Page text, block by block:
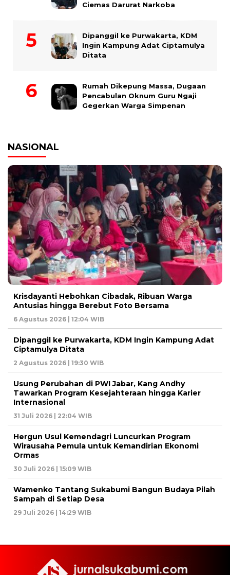
Ciemas Darurat Narkoba
Dipanggil ke Purwakarta, KDM
Ingin Kampung Adat Ciptamulya
Ditata
Rumah Dikepung Massa, Dugaan
Pencabulan Oknum Guru Ngaji
Gegerkan Warga Simpenan
NASIONAL
Krisdayanti Hebohkan Cibadak, Ribuan Warga
Antusias hingga Berebut Foto Bersama
6 Agustus 2026 | 12:04 WIB
Dipanggil ke Purwakarta, KDM Ingin Kampung Adat
Ciptamulya Ditata
2 Agustus 2026 | 19:30 WIB
Usung Perubahan di PWI Jabar, Kang Andhy
Tawarkan Program Kesejahteraan hingga Karier
Internasional
31 Juli 2026 | 22:04 WIB
Hergun Usul Kemendagri Luncurkan Program
Wirausaha Pemula untuk Kemandirian Ekonomi
Ormas
30 Juli 2026 | 15:09 WIB
Wamenko Tantang Sukabumi Bangun Budaya Pilah
Sampah di Setiap Desa
29 Juli 2026 | 14:29 WIB